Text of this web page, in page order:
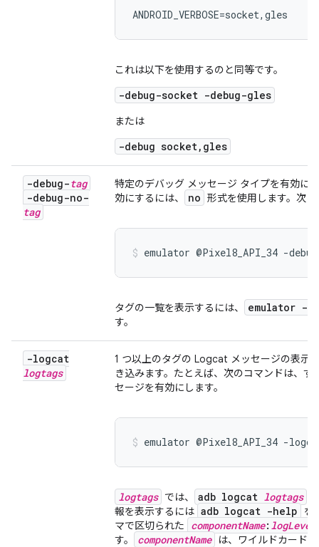
ANDROID_VERBOSE=socket,gles
これは以下を使用するのと同等です。
-debug-socket -debug-gles
または
-debug socket,gles
-debug-tag
-debug-no-
tag
特定のデバッグ メッセージ タイプを有効に
効にするには、
no 形式を使用します。次
emulator @Pixel8_API_34 -
タグの一覧を表示するには、 emulator -
す。
-logcat
logtags
1 つ以上のタグの Logcat メッセージの表示
き込みます。たとえば、次のコマンドは、
セージを有効にします。
emulator @Pixel8_API_34 -
logtags では、 adb logcat logtags
報を表示するには adb logcat -help
を
マで区切られた
componentName: logLevel
す。 componentName
は、ワイルドカード